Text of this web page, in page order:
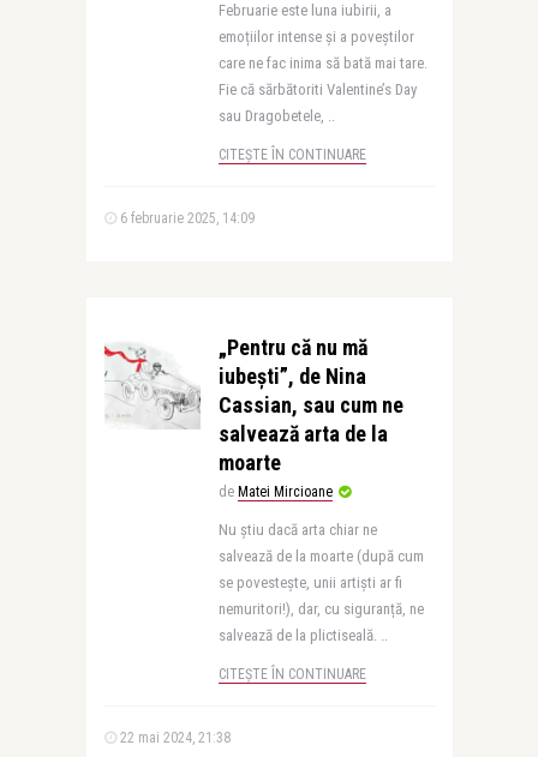
Februarie este luna iubirii, a
emoțiilor intense și a poveștilor
care ne fac inima să bată mai tare.
Fie că sărbătoriti Valentine’s Day
sau Dragobetele, ..
CITEȘTE ÎN CONTINUARE
6 februarie 2025, 14:09
„Pentru că nu mă
iubești”, de Nina
Cassian, sau cum ne
salvează arta de la
moarte
de Matei Mircioane
Nu știu dacă arta chiar ne
salvează de la moarte (după cum
se povestește, unii artiști ar fi
nemuritori!), dar, cu siguranță, ne
salvează de la plictiseală. ..
CITEȘTE ÎN CONTINUARE
22 mai 2024, 21:38